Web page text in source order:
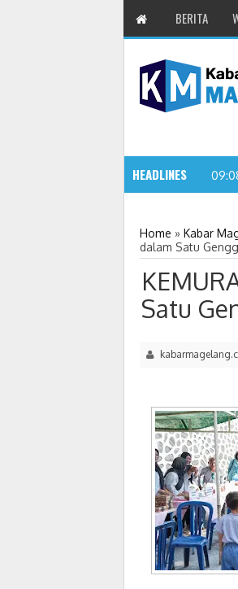
BERITA
HEADLINES
Home » Kabar
dalam Satu
Satu